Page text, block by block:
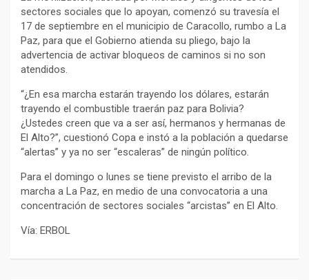
sectores sociales que lo apoyan, comenzó su travesía el
17 de septiembre en el municipio de Caracollo, rumbo a La
Paz, para que el Gobierno atienda su pliego, bajo la
advertencia de activar bloqueos de caminos si no son
atendidos.
“¿En esa marcha estarán trayendo los dólares, estarán
trayendo el combustible traerán paz para Bolivia?
¿Ustedes creen que va a ser así, hermanos y hermanas de
El Alto?”, cuestionó Copa e instó a la población a quedarse
“alertas” y ya no ser “escaleras” de ningún político.
Para el domingo o lunes se tiene previsto el arribo de la
marcha a La Paz, en medio de una convocatoria a una
concentración de sectores sociales “arcistas” en El Alto.
Vía: ERBOL